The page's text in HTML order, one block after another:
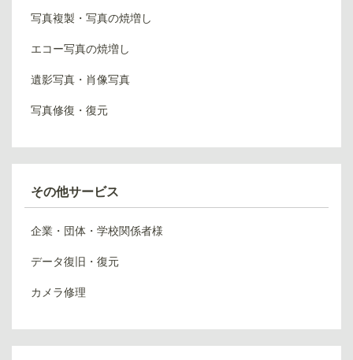
写真複製・写真の焼増し
エコー写真の焼増し
遺影写真・肖像写真
写真修復・復元
その他サービス
企業・団体・学校関係者様
データ復旧・復元
カメラ修理